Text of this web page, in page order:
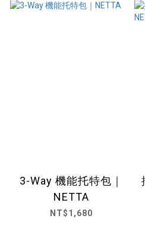
3-Way 機能托特包｜
NETTA
NT$1,680